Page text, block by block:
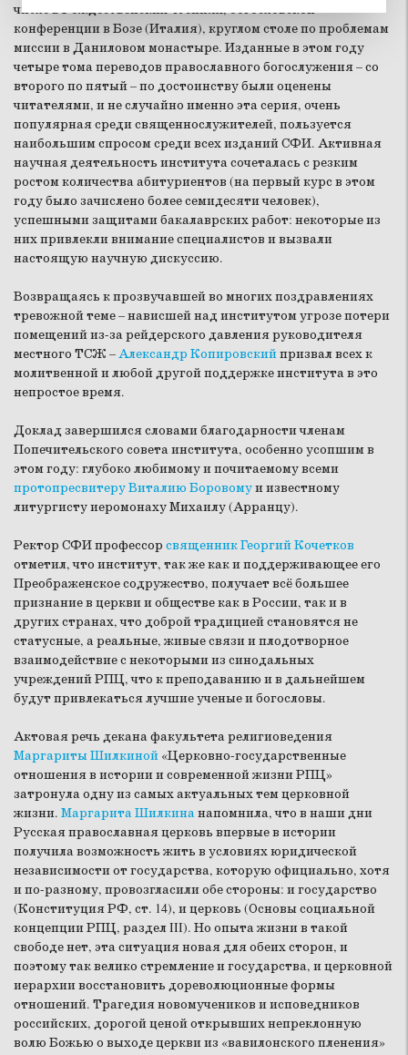
числе в Рождественских чтениях, богословской
конференции в Бозе (Италия), круглом столе по проблемам
миссии в Даниловом монастыре. Изданные в этом году
четыре тома переводов православного богослужения – со
второго по пятый – по достоинству были оценены
читателями, и не случайно именно эта серия, очень
популярная среди священнослужителей, пользуется
наибольшим спросом среди всех изданий СФИ. Активная
научная деятельность института сочеталась с резким
ростом количества абитуриентов (на первый курс в этом
году было зачислено более семидесяти человек),
успешными защитами бакалаврских работ: некоторые из
них привлекли внимание специалистов и вызвали
настоящую научную дискуссию.
Возвращаясь к прозвучавшей во многих поздравлениях
тревожной теме – нависшей над институтом угрозе потери
помещений из-за рейдерского давления руководителя
местного ТСЖ –Александр Копировскийпризвал всех к
молитвенной и любой другой поддержке института в это
непростое время.
Доклад завершился словами благодарности членам
Попечительского совета института, особенно усопшим в
этом году: глубоко любимому и почитаемому всеми
протопресвитеру Виталию Боровомуи известному
литургисту иеромонаху Михаилу (Арранцу).
Ректор СФИ профессор священник Георгий Кочетков
отметил, что институт, так же как и поддерживающее его
Преображенское содружество, получает всё большее
признание в церкви и обществе как в России, так и в
других странах, что доброй традицией становятся не
статусные, а реальные, живые связи и плодотворное
взаимодействие с некоторыми из синодальных
учреждений РПЦ, что к преподаванию и в дальнейшем
будут привлекаться лучшие ученые и богословы.
Актовая речь декана факультета религиоведения
Маргариты Шилкиной «Церковно-государственные
отношения в истории и современной жизни РПЦ»
затронула одну из самых актуальных тем церковной
жизни. Маргарита Шилкинанапомнила, что в наши дни
Русская православная церковь впервые в истории
получила возможность жить в условиях юридической
независимости от государства, которую официально, хотя
и по-разному, провозгласили обе стороны: и государство
(Конституция РФ, ст. 14), и церковь (Основы социальной
концепции РПЦ, раздел III). Но опыта жизни в такой
свободе нет, эта ситуация новая для обеих сторон, и
поэтому так велико стремление и государства, и церковной
иерархии восстановить дореволюционные формы
отношений. Трагедия новомучеников и исповедников
российских, дорогой ценой открывших непреклонную
волю Божью о выходе церкви из «вавилонского пленения»